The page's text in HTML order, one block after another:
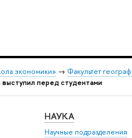
экономики» → Факультет
перед студентами
НАУКА
Научные подразделения